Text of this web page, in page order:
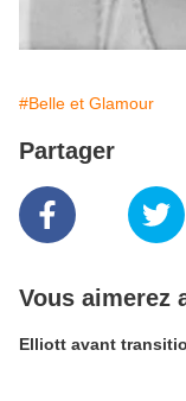
#Belle et Glamour
Partager
Vous aimerez
Elliott avant